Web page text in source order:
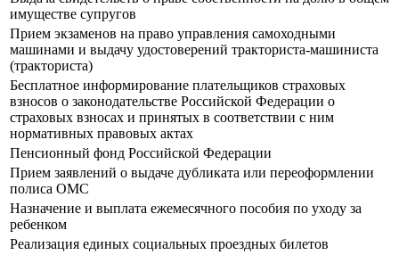
имуществе супругов
Прием экзаменов на право управления самоходными
машинами и выдачу удостоверений тракториста-машиниста
(тракториста)
Бесплатное информирование плательщиков страховых
взносов о законодательстве Российской Федерации о
страховых взносах и принятых в соответствии с ним
нормативных правовых актах
Пенсионный фонд Российской Федерации
Прием заявлений о выдаче дубликата или переоформлении
полиса ОМС
Назначение и выплата ежемесячного пособия по уходу за
ребенком
Реализация единых социальных проездных билетов